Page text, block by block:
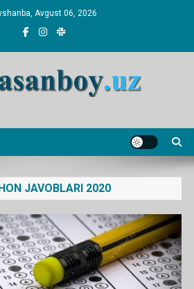
Avgust 06, 2026
JAVOBLARI 2020